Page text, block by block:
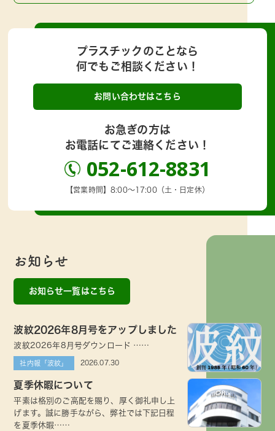
プラスチックのことなら
何でもご相談ください！
お問い合わせはこちら
お急ぎの方は
お電話にてご連絡ください！
052-612-8831
【営業時間】8:00～17:00（土・日定休）
お知らせ
お知らせ一覧はこちら
波紋2026年8月号をアップしました
波紋2026年8月号ダウンロード ……
社内報「波紋」 2026.07.30
夏季休暇について
平素は格別のご高配を賜り、厚く御礼申し上
げます。誠に勝手ながら、弊社では下記日程
を夏季休暇……